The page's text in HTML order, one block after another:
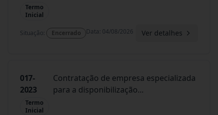
Termo
Inicial
Situação: Encerrado Data: 04/08/2026 Ver detalhes
017-
2023
Termo
Inicial
Contratação de empresa especializada
para a disponibilização...